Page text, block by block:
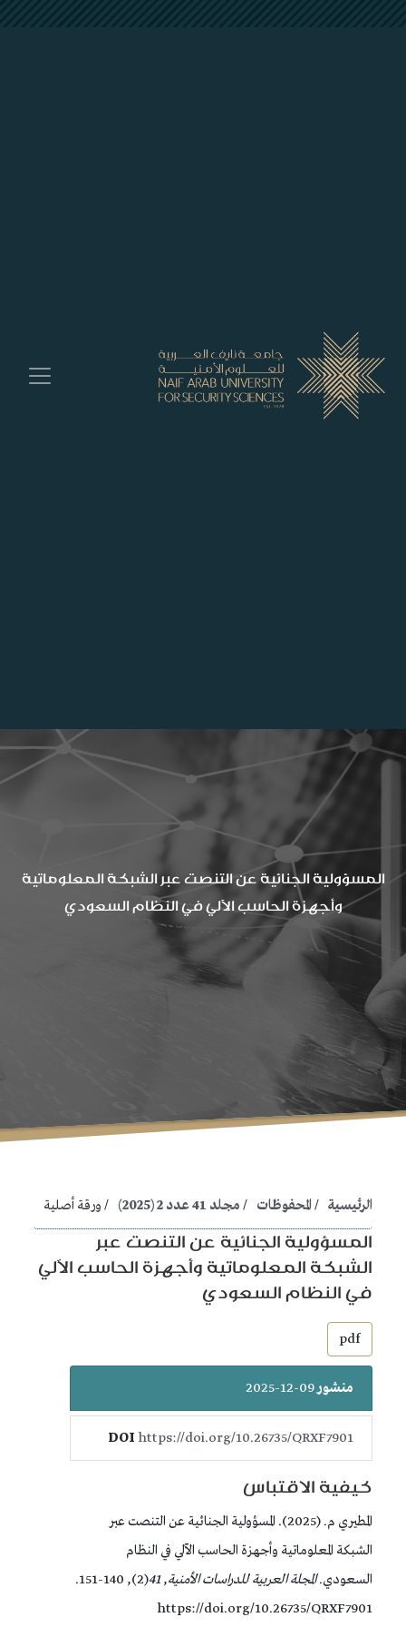
المسؤولية الجنائية عن التنصت عبر الشبكة المعلوماتية
وأجهزة الحاسب الآلي في النظام السعودي
الرئيسية المحفوظات مجلد 41 عدد 2 (2025)
المسؤولية الجنائية عن التنصت عبر
الشبكة المعلوماتية وأجهزة الحاسب الآلي
في النظام السعودي
##plugins.themes.bootstrap3.article.sidebar##
pdf
منشور09-12-2025
DOI https://doi.org/10.26735/QRXF7901
كيفية الاقتباس
المطيري م. (2025). المسؤولية الجنائية عن التنصت عبر
الشبكة المعلوماتية وأجهزة الحاسب الآلي في النظام
السعودي.المجلة العربية للدراسات الأمنية,
41
(2), 140-151.
https://doi.org/10.26735/QRXF7901